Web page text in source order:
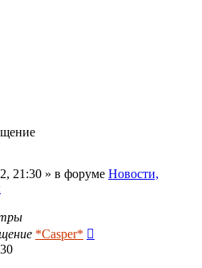
21:30 » в форуме Новости,
*Casper*